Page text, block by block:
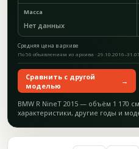
Масса
Нет данных
Средняя цена в архиве
По 56 объявлениям из архива ·
Сравнить с другой
моделью
→
BMW R NineT 2015 — объём 1 170
характеристики, другие годы и